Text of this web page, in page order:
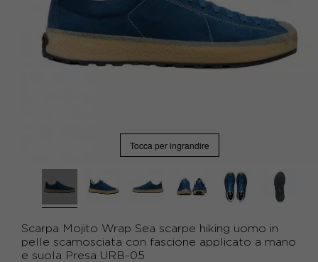
Tocca per ingrandire
Scarpa Mojito Wrap Sea scarpe hiking uomo in
pelle scamosciata con fascione applicato a mano
e suola Presa URB-05